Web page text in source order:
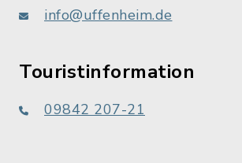
info@uffenheim.de
Touristinformation
09842 207-21